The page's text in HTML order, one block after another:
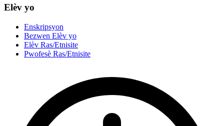
Elèv yo
Enskripsyon
Bezwen Elèv yo
Elèv Ras/Etnisite
Pwofesè Ras/Etnisite